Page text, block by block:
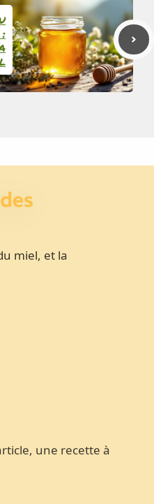
miel, et la
une recette à